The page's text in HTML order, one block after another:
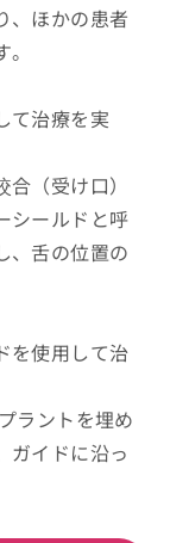
、ほかの患者
て治療を実
（受け口）
シールドと呼
、舌の位置の
を使用して治
ラントを埋め
ガイドに沿っ